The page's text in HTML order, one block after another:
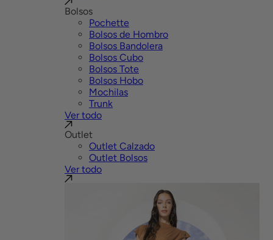
Bolsos
Pochette
Bolsos de Hombro
Bolsos Bandolera
Bolsos Cubo
Bolsos Tote
Bolsos Hobo
Mochilas
Trunk
Ver todo
Outlet
Outlet Calzado
Outlet Bolsos
Ver todo